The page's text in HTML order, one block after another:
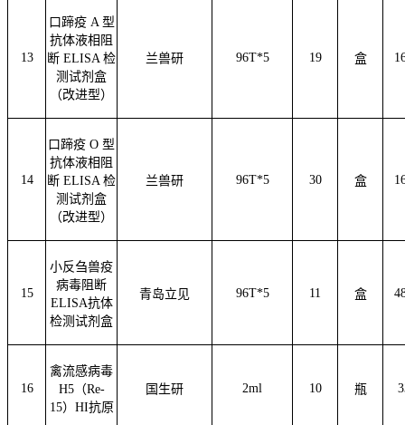
13
口蹄疫 A 型
抗体液相阻
断 ELISA 检
测试剂盒
（改进型）
兰兽研 96T*5 19 盒
14
口蹄疫 O 型
抗体液相阻
断 ELISA 检
测试剂盒
（改进型）
兰兽研 96T*5 30 盒
15
小反刍兽疫
病毒阻断
ELISA抗体
检测试剂盒
青岛立见 96T*5 11 盒
16
禽流感病毒
H5（Re-
15）HI抗原
国生研 2ml 10 瓶